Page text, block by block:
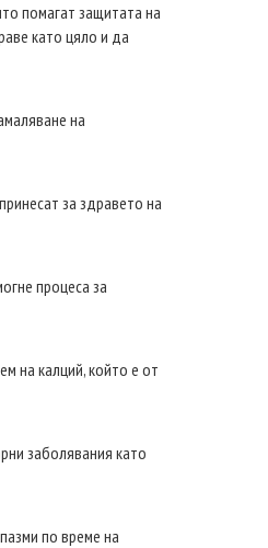
помагат защитата на
като цяло и да
на
за здравето на
процеса за
на калций, който е от
заболявания като
по време на